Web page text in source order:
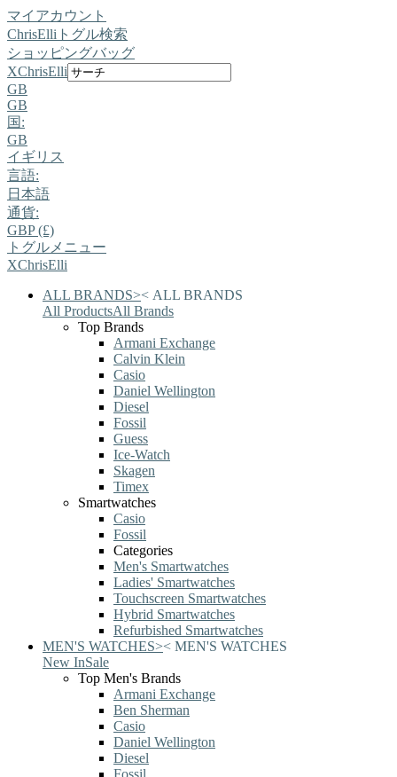
マイアカウント
ChrisElli トグル検索
ショッピングバッグ
XChrisElli
GB
GB
国:
GB
イギリス
言語:
日本語
通貨:
GBP (£)
トグルメニュー
XChrisElli
ALL BRANDS>< ALL BRANDS
All ProductsAll Brands
Top Brands
Armani Exchange
Calvin Klein
Casio
Daniel Wellington
Diesel
Fossil
Guess
Ice-Watch
Skagen
Timex
Smartwatches
Casio
Fossil
Categories
Men's Smartwatches
Ladies' Smartwatches
Touchscreen Smartwatches
Hybrid Smartwatches
Refurbished Smartwatches
MEN'S WATCHES>< MEN'S WATCHES
New InSale
Top Men's Brands
Armani Exchange
Ben Sherman
Casio
Daniel Wellington
Diesel
Fossil